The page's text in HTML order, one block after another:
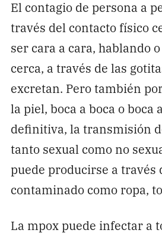
El contagio de persona a
través del contacto físico
ser cara a cara, hablando
cerca, a través de las
excretan. Pero también
la piel, boca a boca o boca
definitiva, la transmisión
tanto sexual como no
puede producirse a través
contaminado como ropa,
La mpox puede infectar a